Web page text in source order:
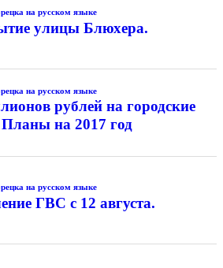
на русском языке
улицы Блюхера.
на русском языке
рублей на городские
на 2017 год
на русском языке
ГВС с 12 августа.